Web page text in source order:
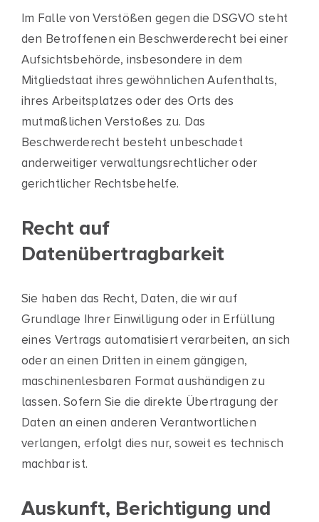
Im Falle von Verstößen gegen die DSGVO steht
den Betroffenen ein Beschwerderecht bei einer
Aufsichtsbehörde, insbesondere in dem
Mitgliedstaat ihres gewöhnlichen Aufenthalts,
ihres Arbeitsplatzes oder des Orts des
mutmaßlichen Verstoßes zu. Das
Beschwerderecht besteht unbeschadet
anderweitiger verwaltungsrechtlicher oder
gerichtlicher Rechtsbehelfe.
Recht auf
Datenübertragbarkeit
Sie haben das Recht, Daten, die wir auf
Grundlage Ihrer Einwilligung oder in Erfüllung
eines Vertrags automatisiert verarbeiten, an sich
oder an einen Dritten in einem gängigen,
maschinenlesbaren Format aushändigen zu
lassen. Sofern Sie die direkte Übertragung der
Daten an einen anderen Verantwortlichen
verlangen, erfolgt dies nur, soweit es technisch
machbar ist.
Auskunft, Berichtigung und